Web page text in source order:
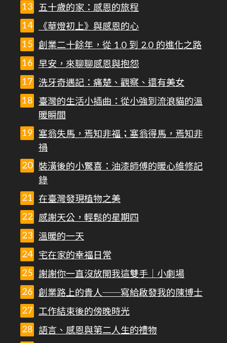
五十歲的家：感恩的旅程
《華燈初上》與感恩的心
創業二十餘年，從 1.0 到 2.0 的進化之路
早安，來聊聊感恩與抱怨
洗牙奇遇記：痛楚、觀察、還有美女
臺灣的生活小插曲：從小強到流浪貓的溫
暖瞬間
塞翁失馬，焉知非福；塞翁得馬，焉知非
禍
裝潢後的小驚喜：油漆師傅的暖心維修記
錄
在臺灣發現植物之美
感謝天公，輕鬆的星期四
溫暖的一天
宅在家的幸福日常
謝謝你一直沒放開我這雙手｜小劇場
創業路上的貴人──寫給啟發我的陳博士
工作結束後的傍晚時光
語言、感恩與第二人生的禮物